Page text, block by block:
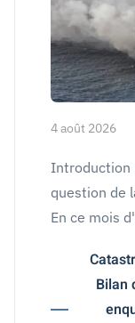
4 août 2026
Introduction
question de
En ce mois
Bilan